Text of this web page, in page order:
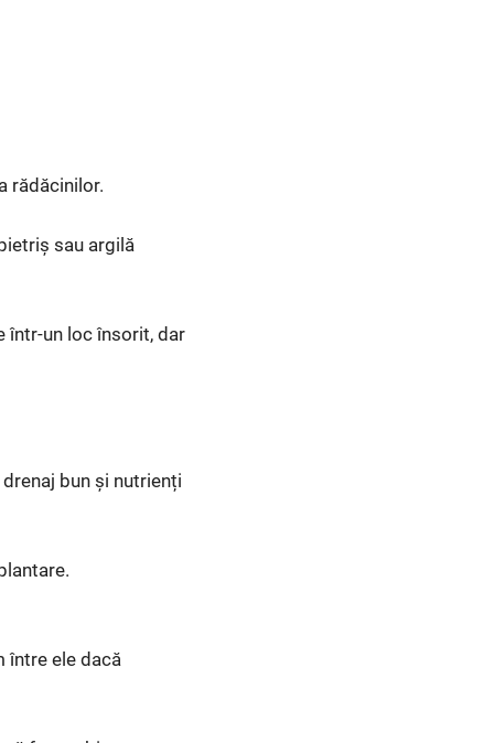
rădăcinilor.
sau argilă
într-un loc însorit, dar
bun și nutrienți
între ele dacă